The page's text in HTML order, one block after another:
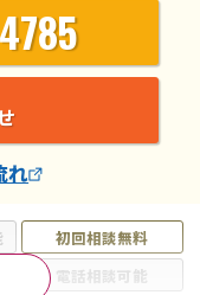
初回相談無料
電話相談可能
れ